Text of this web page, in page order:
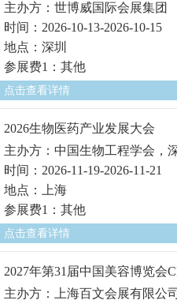
主办方：世博威国际会展集团
时间：2026-10-13-2026-10-15
地点：深圳
参展费1：其他
点击查看详情
2026生物医药产业发展大会
主办方：中国生物工程学会，
时间：2026-11-19-2026-11-21
地点：上海
参展费1：其他
点击查看详情
2027年第31届中国美容博览会
主办方：上海百文会展有限公司